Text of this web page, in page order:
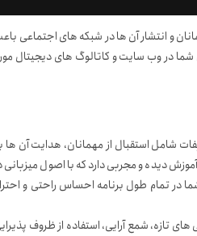
و انتشار آن ها در شبکه های اجتماعی
شما در وب سایت و کاتالوگ های دیجیتال
شامل استقبال از مهمانان، هدایت آن ها
دیده و مجربی دارد که با اصول میزبانی
در تمام طول برنامه احساس راحتی و
تازه، شمع آرایی، استفاده از ظروف